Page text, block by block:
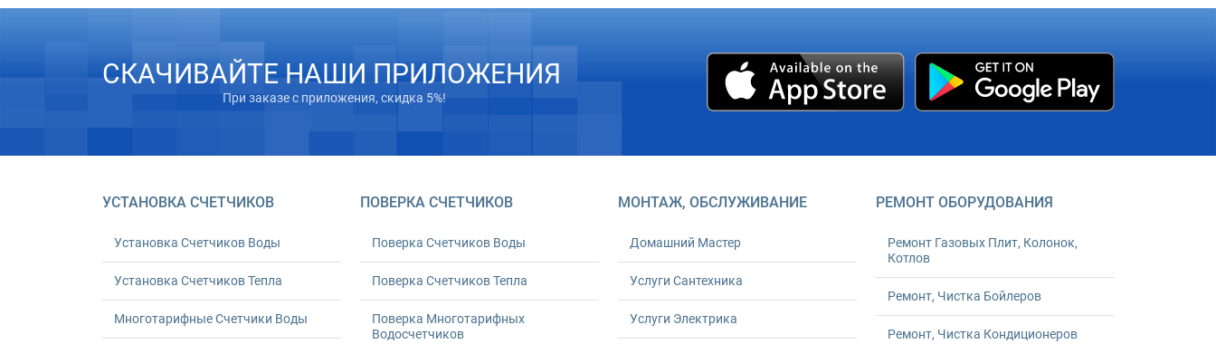
СКАЧИВАЙТЕ НАШИ ПРИЛОЖЕНИЯ
При заказе с приложения, скидка 5%!
УСТАНОВКА СЧЕТЧИКОВ
Установка Счетчиков Воды
Установка Счетчиков Тепла
Многотарифные Счетчики Воды
ПОВЕРКА СЧЕТЧИКОВ
Поверка Счетчиков Воды
Поверка Счетчиков Тепла
Поверка Многотарифных
Водосчетчиков
МОНТАЖ, ОБСЛУЖИВАНИЕ
Домашний Мастер
Услуги Сантехника
Услуги Электрика
РЕМОНТ ОБОРУДОВАНИЯ
Ремонт Газовых Плит, Колонок,
Котлов
Ремонт, Чистка Бойлеров
Ремонт, Чистка Кондиционеров